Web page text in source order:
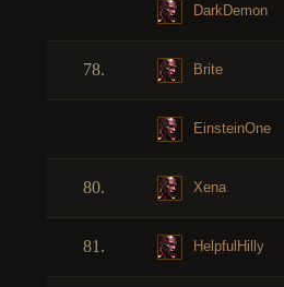
DarkDemon
78. Brite
EinsteinOne
80. Xena
81. HelpfulHilly